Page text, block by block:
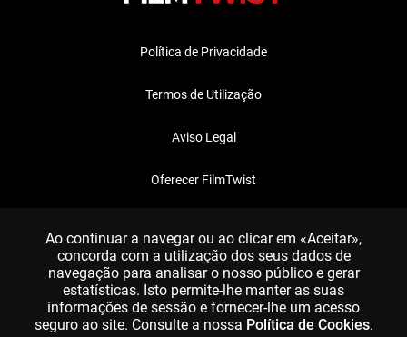
Política de Privacidade
Termos de Utilização
Aviso Legal
Oferecer FilmTwist
Ao continuar a navegar ou ao clicar em «Aceitar»,
concorda com a utilização dos seus dados de
navegação para analisar o nosso público e gerar
estatísticas. Isto permite-lhe manter as suas
informações de sessão e fornecer-lhe um acesso
seguro ao site. Consulte a nossa Política de Cookies.